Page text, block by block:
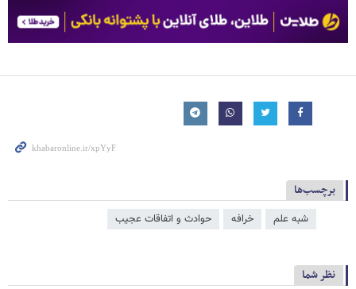
برچسب‌ها
شبه علم خرافه حوادث و اتفاقات عجیب
نظر شما